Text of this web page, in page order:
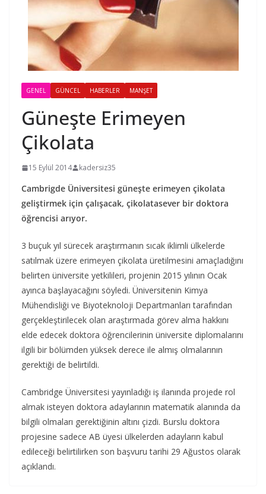
GENEL GÜNCEL HABERLER MANŞET
Güneşte Erimeyen
Çikolata
15 Eylül 2014 kadersiz35
Cambrigde Üniversitesi güneşte erimeyen çikolata
geliştirmek için çalışacak, çikolatasever bir doktora
öğrencisi arıyor.
3 buçuk yıl sürecek araştırmanın sıcak iklimli ülkelerde
satılmak üzere erimeyen çikolata üretilmesini amaçladığını
belirten üniversite yetkilileri, projenin 2015 yılının Ocak
ayınca başlayacağını söyledi. Üniversitenin Kimya
Mühendisliği ve Biyoteknoloji Departmanları tarafından
gerçekleştirilecek olan araştırmada görev alma hakkını
elde edecek doktora öğrencilerinin üniversite diplomalarını
ilgili bir bölümden yüksek derece ile almış olmalarının
gerektiği de belirtildi.
Cambridge Üniversitesi yayınladığı iş ilanında projede rol
almak isteyen doktora adaylarının matematik alanında da
bilgili olmaları gerektiğinin altını çizdi. Burslu doktora
projesine sadece AB üyesi ülkelerden adayların kabul
edileceği belirtilirken son başvuru tarihi 29 Ağustos olarak
açıklandı.